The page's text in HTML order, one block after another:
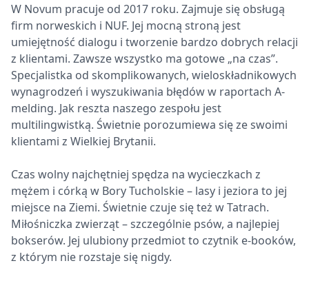
W Novum pracuje od 2017 roku. Zajmuje się obsługą
firm norweskich i NUF. Jej mocną stroną jest
umiejętność dialogu i tworzenie bardzo dobrych relacji
z klientami. Zawsze wszystko ma gotowe „na czas”.
Specjalistka od skomplikowanych, wieloskładnikowych
wynagrodzeń i wyszukiwania błędów w raportach A-
melding. Jak reszta naszego zespołu jest
multilingwistką. Świetnie porozumiewa się ze swoimi
klientami z Wielkiej Brytanii.
Czas wolny najchętniej spędza na wycieczkach z
mężem i córką w Bory Tucholskie – lasy i jeziora to jej
miejsce na Ziemi. Świetnie czuje się też w Tatrach.
Miłośniczka zwierząt – szczególnie psów, a najlepiej
bokserów. Jej ulubiony przedmiot to czytnik e-booków,
z którym nie rozstaje się nigdy.